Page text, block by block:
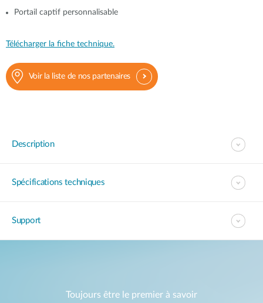
Portail captif personnalisable
Télécharger la fiche technique.
Voir la liste de nos partenaires
Description
Spécifications techniques
Support
Toujours être le premier à savoir